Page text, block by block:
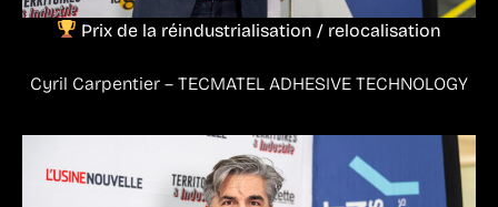
Prix de la réindustrialisation / relocalisation
Cyril Carpentier – TECMATEL ADHESIVE TECHNOLOGY